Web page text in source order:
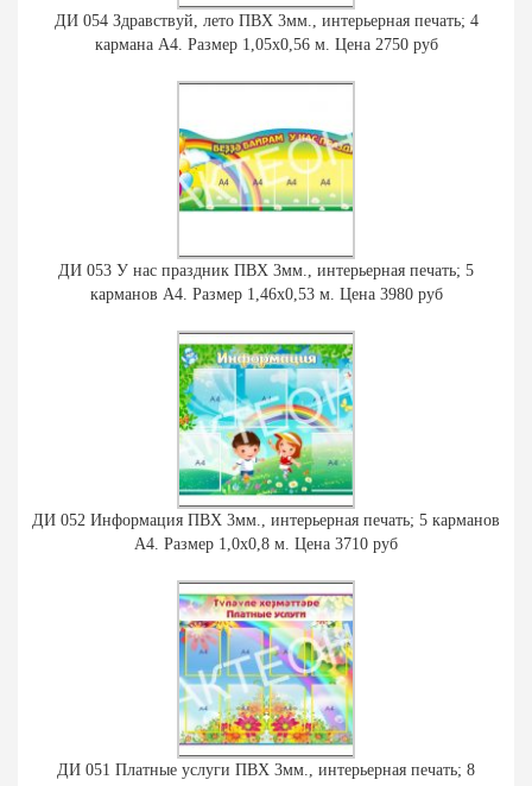
ДИ 054 Здравствуй, лето ПВХ 3мм., интерьерная печать; 4
кармана А4. Размер 1,05х0,56 м. Цена 2750 руб
ДИ 053 У нас праздник ПВХ 3мм., интерьерная печать; 5
карманов А4. Размер 1,46х0,53 м. Цена 3980 руб
ДИ 052 Информация ПВХ 3мм., интерьерная печать; 5 карманов
А4. Размер 1,0х0,8 м. Цена 3710 руб
ДИ 051 Платные услуги ПВХ 3мм., интерьерная печать; 8